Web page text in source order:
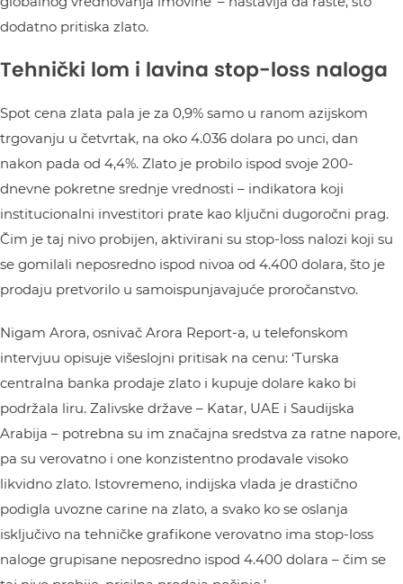
dodatno pritiska zlato.
Tehnički lom i lavina stop-loss naloga
Spot cena zlata pala je za 0,9% samo u ranom azijskom
trgovanju u četvrtak, na oko 4.036 dolara po unci, dan
nakon pada od 4,4%. Zlato je probilo ispod svoje 200-
dnevne pokretne srednje vrednosti – indikatora koji
institucionalni investitori prate kao ključni dugoročni prag.
Čim je taj nivo probijen, aktivirani su stop-loss nalozi koji su
se gomilali neposredno ispod nivoa od 4.400 dolara, što je
prodaju pretvorilo u samoispunjavajuće proročanstvo.
Nigam Arora, osnivač Arora Report-a, u telefonskom
intervjuu opisuje višeslojni pritisak na cenu: ‘Turska
centralna banka prodaje zlato i kupuje dolare kako bi
podržala liru. Zalivske države – Katar, UAE i Saudijska
Arabija – potrebna su im značajna sredstva za ratne napore,
pa su verovatno i one konzistentno prodavale visoko
likvidno zlato. Istovremeno, indijska vlada je drastično
podigla uvozne carine na zlato, a svako ko se oslanja
isključivo na tehničke grafikone verovatno ima stop-loss
naloge grupisane neposredno ispod 4.400 dolara – čim se